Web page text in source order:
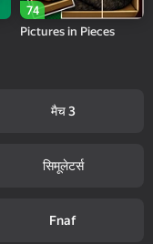
74
Pictures in Pieces
मैच 3
सिमूलेटर्स
Fnaf